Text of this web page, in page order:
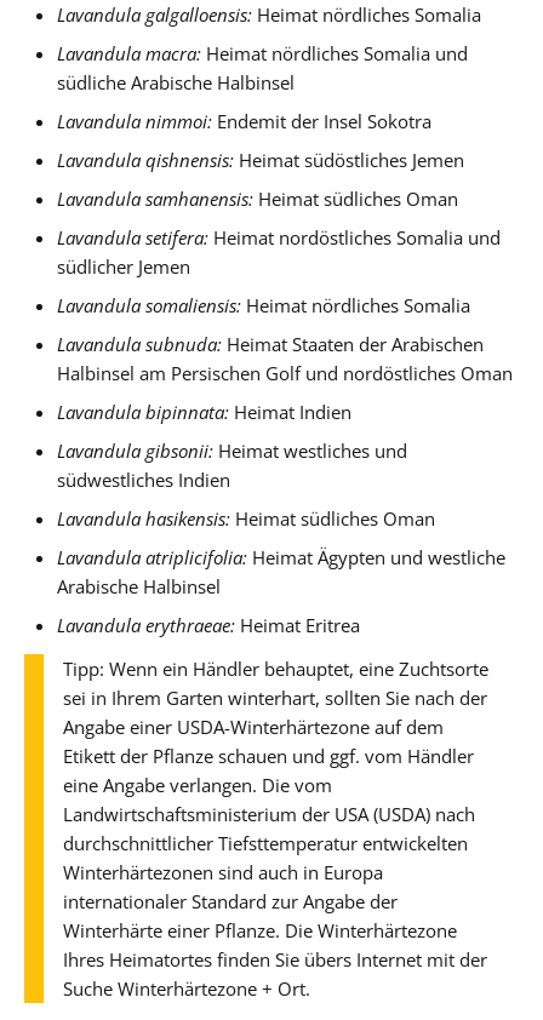
Lavandula galgalloensis: Heimat nördliches Somalia
Lavandula macra: Heimat nördliches Somalia und
südliche Arabische Halbinsel
Lavandula nimmoi: Endemit der Insel Sokotra
Lavandula qishnensis: Heimat südöstliches Jemen
Lavandula samhanensis: Heimat südliches Oman
Lavandula setifera: Heimat nordöstliches Somalia und
südlicher Jemen
Lavandula somaliensis: Heimat nördliches Somalia
Lavandula subnuda: Heimat Staaten der Arabischen
Halbinsel am Persischen Golf und nordöstliches Oman
Lavandula bipinnata: Heimat Indien
Lavandula gibsonii: Heimat westliches und
südwestliches Indien
Lavandula hasikensis: Heimat südliches Oman
Lavandula atriplicifolia: Heimat Ägypten und westliche
Arabische Halbinsel
Lavandula erythraeae: Heimat Eritrea
Tipp: Wenn ein Händler behauptet, eine Zuchtsorte
sei in Ihrem Garten winterhart, sollten Sie nach der
Angabe einer USDA-Winterhärtezone auf dem
Etikett der Pflanze schauen und ggf. vom Händler
eine Angabe verlangen. Die vom
Landwirtschaftsministerium der USA (USDA) nach
durchschnittlicher Tiefsttemperatur entwickelten
Winterhärtezonen sind auch in Europa
internationaler Standard zur Angabe der
Winterhärte einer Pflanze. Die Winterhärtezone
Ihres Heimatortes finden Sie übers Internet mit der
Suche Winterhärtezone + Ort.